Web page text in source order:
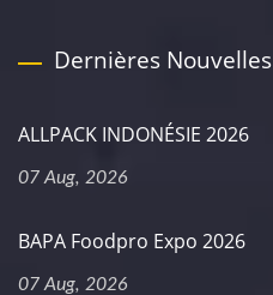
Dernières Nouvelles
ALLPACK INDONÉSIE 2026
07 Aug, 2026
BAPA Foodpro Expo 2026
07 Aug, 2026